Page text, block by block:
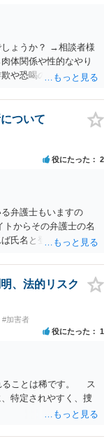
しょうか？ →相談者様
体関係や性的なやり
や恐喝の可能性が高
ついて
役にたった 2
弁護士もいますの
からその弁護士の名
氏名と登録番号が表
、法的リスク
#加害者
役にたった 1
ることは稀です。 ス
特定されやすく、捜